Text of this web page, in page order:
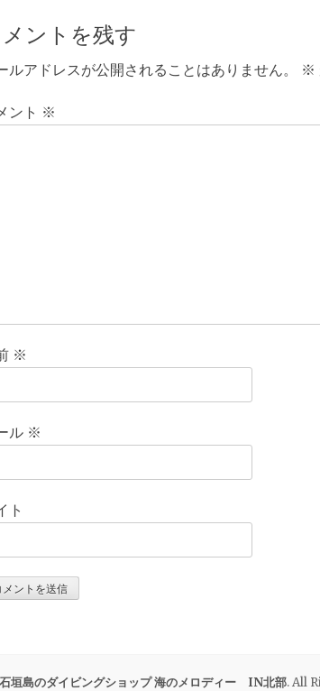
ントを残す
ルアドレスが公開されることはありません。 ※
ント ※
※
ル ※
ト
石垣島のダイビングショップ 海のメロディー IN北部. All